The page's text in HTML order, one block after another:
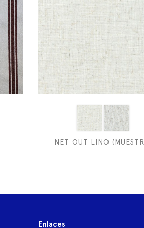
NET OUT LINO
Enlaces